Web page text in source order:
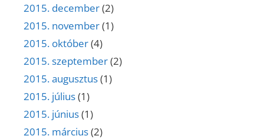
2015. december(2)
2015. november(1)
2015. október(4)
2015. szeptember(2)
2015. augusztus(1)
2015. július(1)
2015. június(1)
2015. március(2)